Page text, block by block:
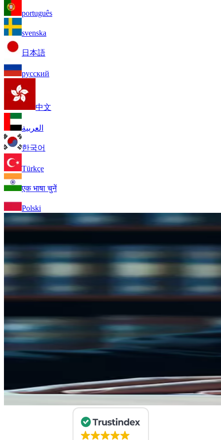
português
svenska
日本語
русский
中文
العربية
한국어
Türkçe
एक भाषा चुनें
Polski